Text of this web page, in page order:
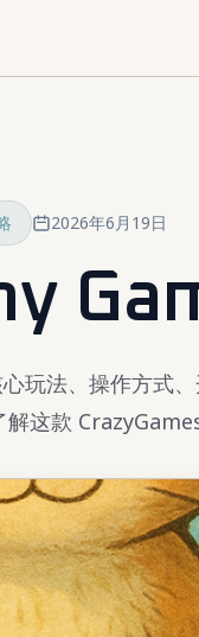
2026年6月19日
玩法、操作方式
这款 CrazyGames